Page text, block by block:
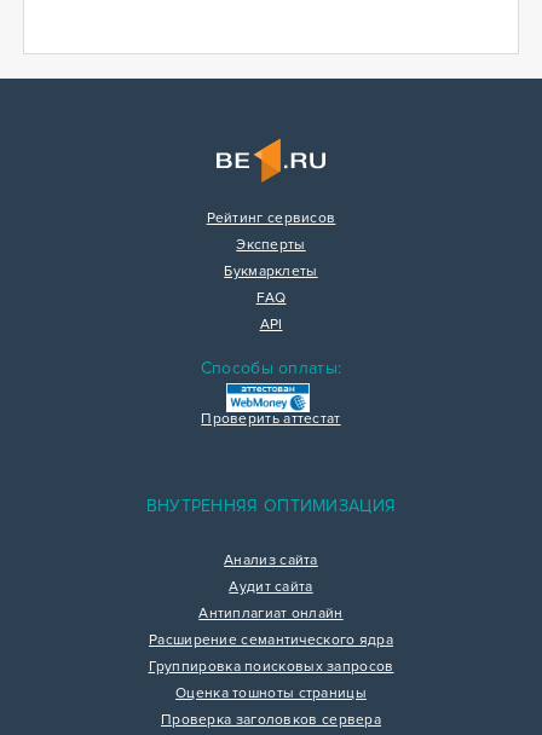
Рейтинг сервисов
Эксперты
Букмарклеты
FAQ
API
Способы оплаты:
Проверить аттестат
ВНУТРЕННЯЯ ОПТИМИЗАЦИЯ
Анализ сайта
Аудит сайта
Антиплагиат онлайн
Расширение семантического ядра
Группировка поисковых запросов
Оценка тошноты страницы
Проверка заголовков сервера